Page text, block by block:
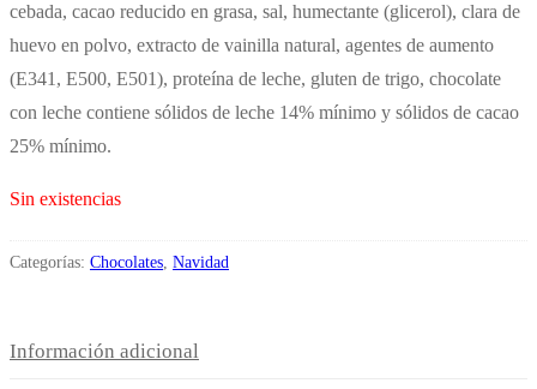
cebada, cacao reducido en grasa, sal, humectante (glicerol), clara de
huevo en polvo, extracto de vainilla natural, agentes de aumento
(E341, E500, E501), proteína de leche, gluten de trigo, chocolate
con leche contiene sólidos de leche 14% mínimo y sólidos de cacao
25% mínimo.
Sin existencias
Categorías: Chocolates, Navidad
Información adicional